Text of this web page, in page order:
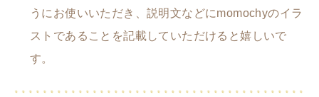
うにお使いいただき、説明文などにmomochyのイラ
ストであることを記載していただけると嬉しいで
す。